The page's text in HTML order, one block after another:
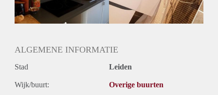
ALGEMENE INFORMATIE
Stad Leiden
Wijk/buurt: Overige buurten